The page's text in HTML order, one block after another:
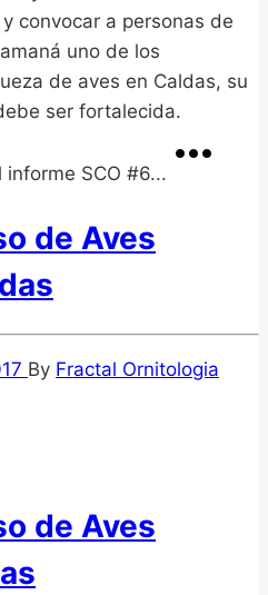
convocar a personas de
uno de los
de aves en Caldas, su
ser fortalecida.
informe SCO #6...
de Aves
By Fractal Ornitologia
de Aves